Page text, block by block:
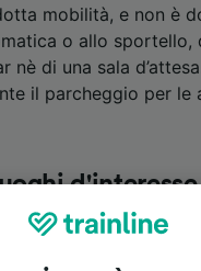
mobilità, e non è
o allo sportello,
nè di una sala
il parcheggio per le
di